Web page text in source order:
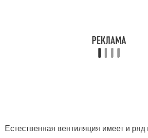
Естественная вентиляция имеет и ряд